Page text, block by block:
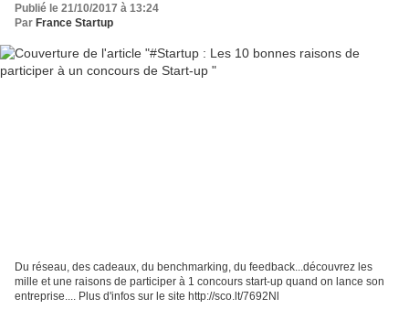
Publié le 21/10/2017 à 13:24
Par France Startup
Du réseau, des cadeaux, du benchmarking, du feedback...découvrez les
mille et une raisons de participer à 1 concours start-up quand on lance son
entreprise.... Plus d'infos sur le site http://sco.lt/7692Nl